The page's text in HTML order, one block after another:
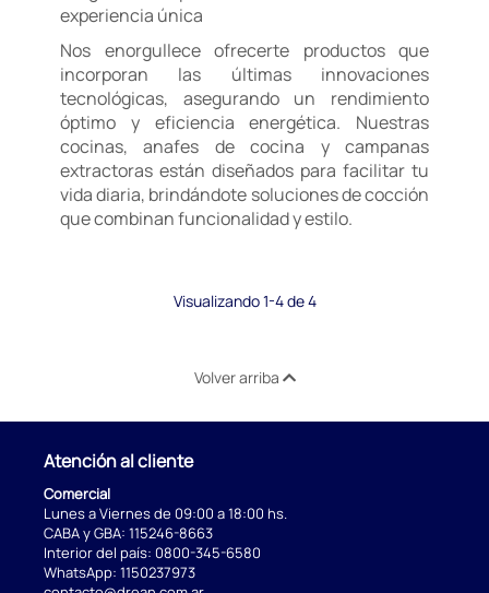
experiencia única
Nos enorgullece ofrecerte productos que
incorporan las últimas innovaciones
tecnológicas, asegurando un rendimiento
óptimo y eficiencia energética. Nuestras
cocinas, anafes de cocina y campanas
extractoras están diseñados para facilitar tu
vida diaria, brindándote soluciones de cocción
que combinan funcionalidad y estilo.
Visualizando 1-4 de 4
Volver arriba
Atención al cliente
Comercial
Lunes a Viernes de 09:00 a 18:00 hs.
CABA y GBA: 115246-8663
Interior del país: 0800-345-6580
WhatsApp: 1150237973